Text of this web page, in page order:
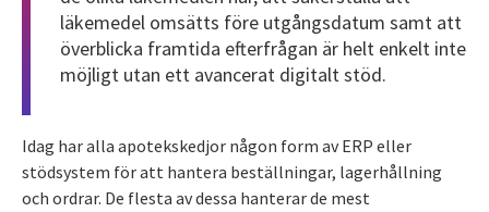
läkemedel omsätts före utgångsdatum samt att
överblicka framtida efterfrågan är helt enkelt inte
möjligt utan ett avancerat digitalt stöd.
Idag har alla apotekskedjor någon form av ERP eller
stödsystem för att hantera beställningar, lagerhållning
och ordrar. De flesta av dessa hanterar de mest